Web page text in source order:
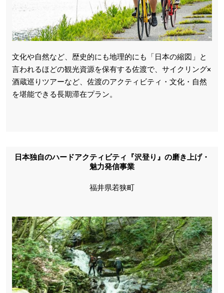
文化や自然など、歴史的にも地理的にも「日本の縮図」と
言われるほどの観光資源を保有する佐渡で、サイクリング×
酒蔵巡りツアーなど、佐渡のアクティビティ・文化・自然
を堪能できる長期滞在プラン。
日本独自のハードアクティビティ『沢登り』の磨き上げ・
魅力発信事業
福井県若狭町